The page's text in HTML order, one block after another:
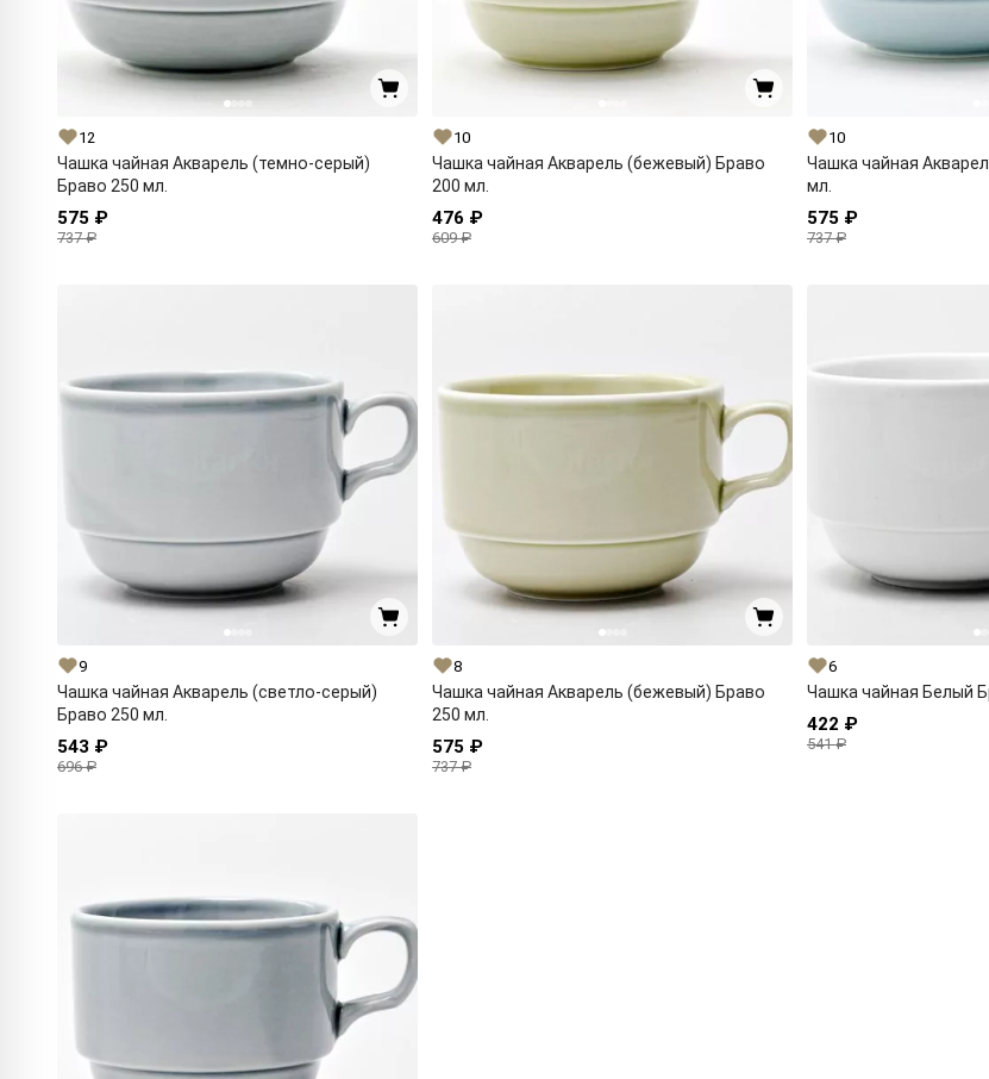
12
Чашка чайная Акварель (темно-серый)
Браво 250 мл.
575 ₽
737 ₽
10
Чашка чайная Акварель (бежевый) Браво
200 мл.
476 ₽
609 ₽
10
Чашка чайная
мл.
575 ₽
737 ₽
9
Чашка чайная Акварель (светло-серый)
Браво 250 мл.
543 ₽
696 ₽
8
Чашка чайная Акварель (бежевый) Браво
250 мл.
575 ₽
737 ₽
6
Чашка чайная Белый
422 ₽
541 ₽